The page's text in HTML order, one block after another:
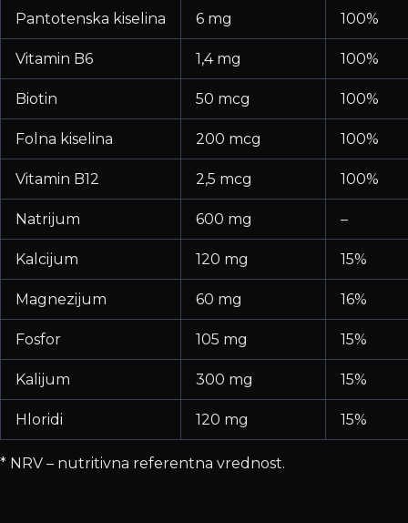
Pantotenska kiselina 6 mg 100%
Vitamin B6 1,4 mg 100%
Biotin 50 mcg 100%
Folna kiselina 200 mcg 100%
Vitamin B12 2,5 mcg 100%
Natrijum 600 mg –
Kalcijum 120 mg 15%
Magnezijum 60 mg 16%
Fosfor 105 mg 15%
Kalijum 300 mg 15%
Hloridi 120 mg 15%
* NRV – nutritivna referentna vrednost.